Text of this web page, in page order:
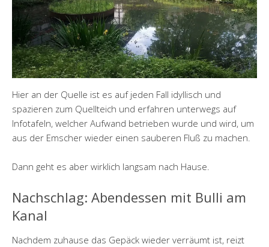
Hier an der Quelle ist es auf jeden Fall idyllisch und
spazieren zum Quellteich und erfahren unterwegs auf
Infotafeln, welcher Aufwand betrieben wurde und wird, um
aus der Emscher wieder einen sauberen Fluß zu machen.
Dann geht es aber wirklich langsam nach Hause.
Nachschlag: Abendessen mit Bulli am
Kanal
Nachdem zuhause das Gepäck wieder verräumt ist, reizt